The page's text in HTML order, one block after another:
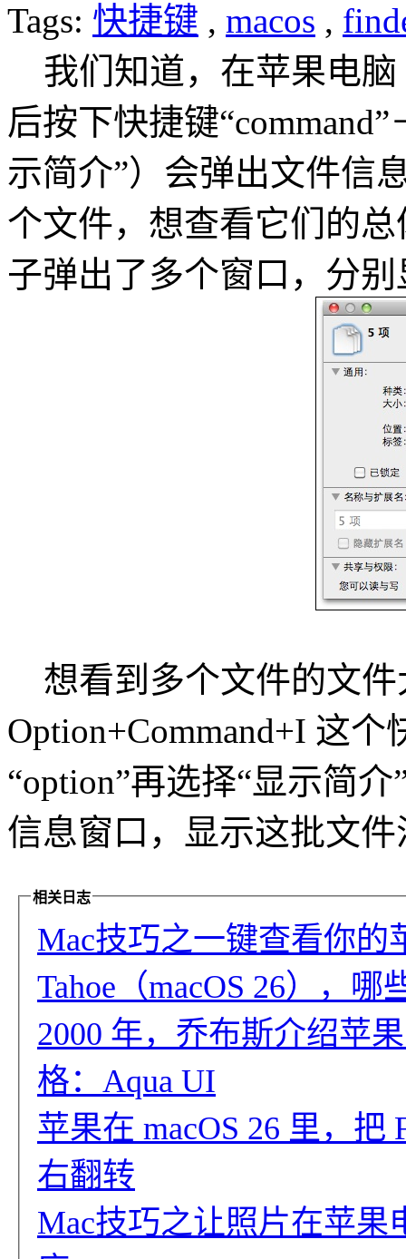
Tags: 快捷键 , macos ,
我们知道，在苹果电脑
后按下快捷键
示简介”）会弹出文件信
个文件，想查看它们的
子弹出了多个窗口，分
想看到多个文件的文件
Option+Command+I 这
“option”再选择“显示简
信息窗口，显示这批文
相关日志
Mac技巧之一键查看你的
Tahoe（macOS 26），
2000 年，乔布斯介绍苹
格：Aqua UI
苹果在 macOS 26 里，
右翻转
Mac技巧之让照片在苹果